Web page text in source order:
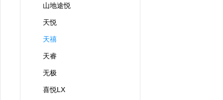
山地途悦
天悦
天禧
天睿
无极
喜悦LX